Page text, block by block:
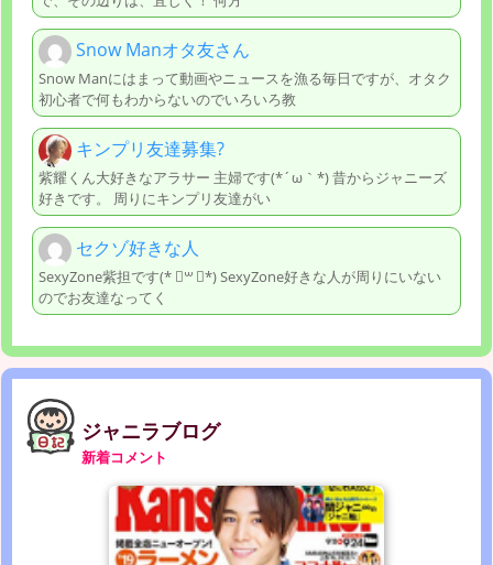
Snow Manオタ友さん
Snow Manにはまって動画やニュースを漁る毎日ですが、オタク
初心者で何もわからないのでいろいろ教
キンプリ友達募集?
紫耀くん大好きなアラサー 主婦です(*´ω｀*) 昔からジャニーズ
好きです。 周りにキンプリ友達がい
セクゾ好きな人
SexyZone紫担です(* ॑꒳ ॑*) SexyZone好きな人が周りにいない
のでお友達なってく
ジャニラブログ
新着コメント